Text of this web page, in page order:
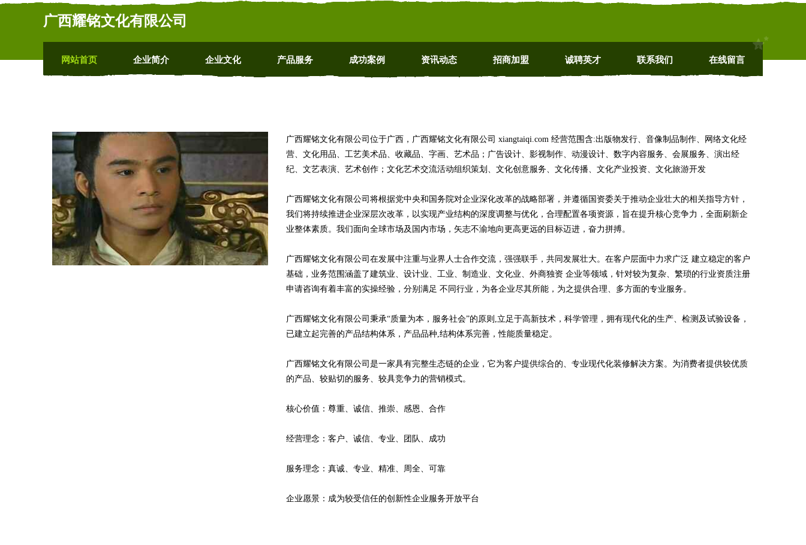
广西耀铭文化有限公司
网站首页 企业简介 企业文化 产品服务 成功案例 资讯动态 招商加盟 诚聘英才 联系我们 在线留言
广西耀铭文化有限公司位于广西，广西耀铭文化有限公司 xiangtaiqi.com 经营范围含:出版物发行、音像制品制作、网络文化经
营、文化用品、工艺美术品、收藏品、字画、艺术品；广告设计、影视制作、动漫设计、数字内容服务、会展服务、演出经
纪、文艺表演、艺术创作；文化艺术交流活动组织策划、文化创意服务、文化传播、文化产业投资、文化旅游开发
广西耀铭文化有限公司将根据党中央和国务院对企业深化改革的战略部署，并遵循国资委关于推动企业壮大的相关指导方针，
我们将持续推进企业深层次改革，以实现产业结构的深度调整与优化，合理配置各项资源，旨在提升核心竞争力，全面刷新企
业整体素质。我们面向全球市场及国内市场，矢志不渝地向更高更远的目标迈进，奋力拼搏。
广西耀铭文化有限公司在发展中注重与业界人士合作交流，强强联手，共同发展壮大。在客户层面中力求广泛 建立稳定的客户
基础，业务范围涵盖了建筑业、设计业、工业、制造业、文化业、外商独资 企业等领域，针对较为复杂、繁琐的行业资质注册
申请咨询有着丰富的实操经验，分别满足 不同行业，为各企业尽其所能，为之提供合理、多方面的专业服务。
广西耀铭文化有限公司秉承“质量为本，服务社会”的原则,立足于高新技术，科学管理，拥有现代化的生产、检测及试验设备，
已建立起完善的产品结构体系，产品品种,结构体系完善，性能质量稳定。
广西耀铭文化有限公司是一家具有完整生态链的企业，它为客户提供综合的、专业现代化装修解决方案。为消费者提供较优质
的产品、较贴切的服务、较具竞争力的营销模式。
核心价值：尊重、诚信、推崇、感恩、合作
经营理念：客户、诚信、专业、团队、成功
服务理念：真诚、专业、精准、周全、可靠
企业愿景：成为较受信任的创新性企业服务开放平台